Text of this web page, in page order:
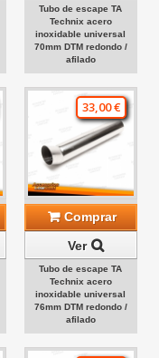
Tubo de escape TA
Technix acero
inoxidable universal
70mm DTM redondo /
afilado
33,00 €
Comprar
Ver
Tubo de escape TA
Technix acero
inoxidable universal
76mm DTM redondo /
afilado